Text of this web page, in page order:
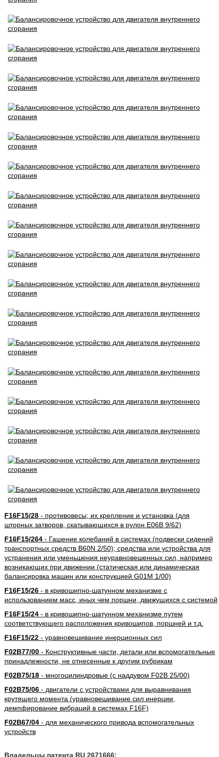
F16F15/28- противовесы; их крепление и установка (для
шторных затворов, скатывающихся в рулон E06B 9/62)
F16F15/264- Гашение колебаний в системах (подвески сидений
транспортных средств B60N 2/50); средства или устройства для
устранения или уменьшения неуравновешенных сил, например
возникающих при движении (статическая или динамическая
балансировка машин или конструкцией G01M 1/00)
F16F15/26- в кривошипно-шатунном механизме с
использованием масс, иных чем поршни, движущихся с системой
F16F15/24- в кривошипно-шатунном механизме путем
соответствующего расположения кривошипов, поршней и т.д.
F16F15/22- уравновешивание инерционных сил
F02B77/00- Конструктивные части, детали или вспомогательные
принадлежности, не отнесенные к другим рубрикам
F02B75/18- многоцилиндровые (с наддувом F02B 25/00)
F02B75/06- двигатели с устройствами для выравнивания
крутящего момента (уравновешивание сил инерции,
демпфирование вибраций в системах F16F)
F02B67/04- для механического привода вспомогательных
устройств
Владельцы патента RU 2671666: